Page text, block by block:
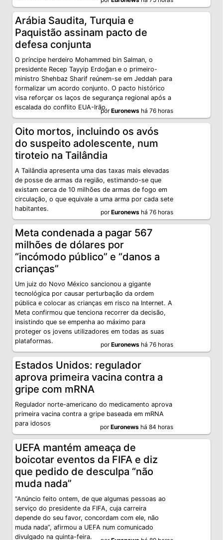
Arábia Saudita, Turquia e
Paquistão assinam pacto de
defesa conjunta
O príncipe herdeiro Mohammed bin Salman, o
presidente Recep Tayyip Erdoğan e o primeiro-
ministro Shehbaz Sharif reúnem-se em Jeddah para
formalizar um acordo conjunto. O pacto histórico
visa reforçar os laços de segurança regional após a
escalada do conflito EUA-Irão.
porEuronews há 76 horas
Oito mortos, incluindo os avós
do suspeito adolescente, num
tiroteio na Tailândia
A Tailândia apresenta uma das taxas mais elevadas
de posse de armas da região, estimando-se que
existam cerca de 10 milhões de armas de fogo em
circulação, o que equivale a uma arma por cada sete
habitantes.
porEuronews há 76 horas
Meta condenada a pagar 567
milhões de dólares por
“incómodo público” e “danos a
crianças”
Um juiz do Novo México sancionou a gigante
tecnológica por causar perturbação da ordem
pública e colocar as crianças em risco na Internet. A
Meta confirmou que tenciona recorrer da decisão,
insistindo que se empenha ao máximo para
proteger os jovens utilizadores em todas as suas
plataformas.
porEuronews há 76 horas
Estados Unidos: regulador
aprova primeira vacina contra a
gripe com mRNA
Regulador norte-americano do medicamento aprova
primeira vacina contra a gripe baseada em mRNA
para idosos
porEuronews há 84 horas
UEFA mantém ameaça de
boicotar eventos da FIFA e diz
que pedido de desculpa “não
muda nada”
“Anúncio feito ontem, de que algumas pessoas ao
serviço do presidente da FIFA, cuja carreira
depende do seu favor, concordam com ele, não
muda nada”, afirmou a UEFA num comunicado
divulgado na quinta-feira.